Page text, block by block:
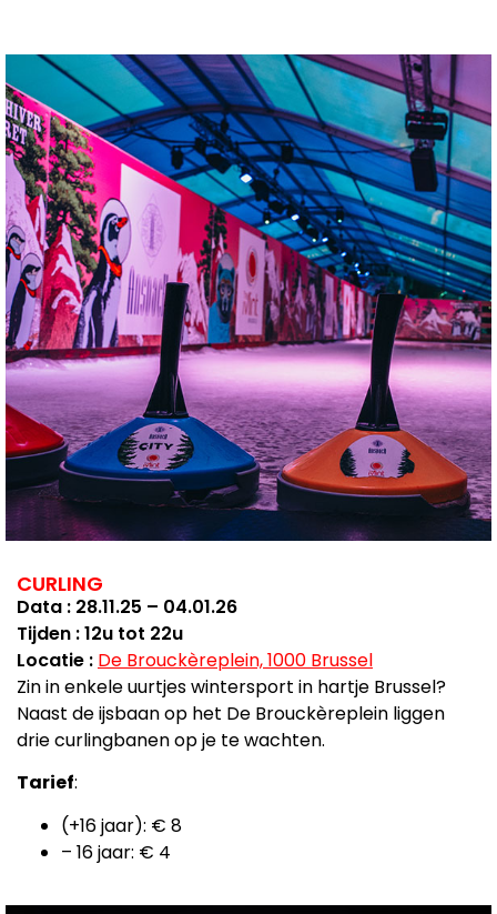
CURLING
Data : 28.11.25 – 04.01.26
Tijden : 12u tot 22u
Locatie : De Brouckèreplein, 1000 Brussel
Zin in enkele uurtjes wintersport in hartje Brussel?
Naast de ijsbaan op het De Brouckèreplein liggen
drie curlingbanen op je te wachten.
Tarief:
(+16 jaar): € 8
– 16 jaar: € 4